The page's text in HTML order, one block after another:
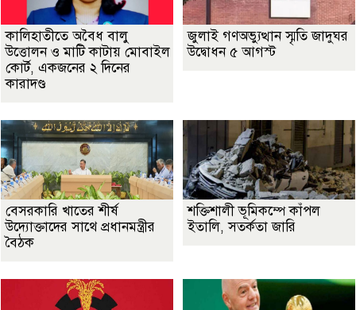
কালিহাতীতে অবৈধ বালু
উত্তোলন ও মাটি কাটায় মোবাইল
কোর্ট, একজনের ২ দিনের
কারাদণ্ড
জুলাই গণঅভ্যুত্থান স্মৃতি জাদুঘর
উদ্বোধন ৫ আগস্ট
বেসরকারি খাতের শীর্ষ
উদ্যোক্তাদের সাথে প্রধানমন্ত্রীর
বৈঠক
শক্তিশালী ভূমিকম্পে কাঁপল
ইতালি, সতর্কতা জারি